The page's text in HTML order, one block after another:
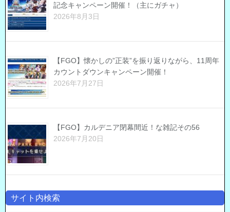
記念キャンペーン開催！（主にガチャ）
2026年8月3日
【FGO】懐かしの”正装”を振り返りながら、11周年
カウントダウンキャンペーン開催！
2026年7月27日
【FGO】カルデニア閉幕間近！な雑記その56
2026年7月20日
サイト内検索